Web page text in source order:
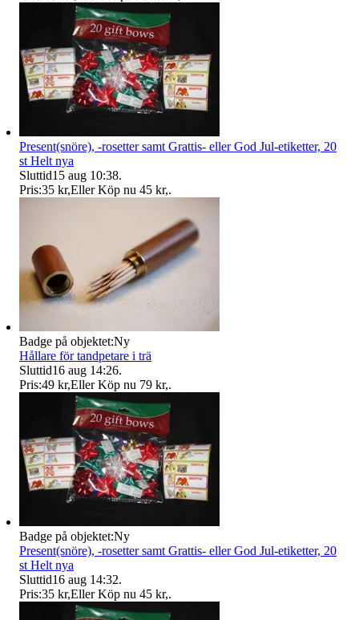
Present(snöre), -rosetter samt Grattis- eller God Jul-etiketter, 20
st Helt nya
Sluttid15 aug 10:38.
Pris:35 kr,Eller Köp nu 45 kr,.
Badge på objektet:Ny
Hållare för tandpetare i trä
Sluttid16 aug 14:26.
Pris:49 kr,Eller Köp nu 79 kr,.
Badge på objektet:Ny
Present(snöre), -rosetter samt Grattis- eller God Jul-etiketter, 20
st Helt nya
Sluttid16 aug 14:32.
Pris:35 kr,Eller Köp nu 45 kr,.